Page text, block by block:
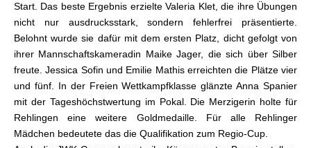
Start. Das beste Ergebnis erzielte Valeria Klet, die ihre Übungen
nicht nur ausdrucksstark, sondern fehlerfrei präsentierte.
Belohnt wurde sie dafür mit dem ersten Platz, dicht gefolgt von
ihrer Mannschaftskameradin Maike Jager, die sich über Silber
freute. Jessica Sofin und Emilie Mathis erreichten die Plätze vier
und fünf. In der Freien Wettkampfklasse glänzte Anna Spanier
mit der Tageshöchstwertung im Pokal. Die Merzigerin holte für
Rehlingen eine weitere Goldmedaille. Für alle Rehlinger
Mädchen bedeutete das die Qualifikation zum Regio-Cup.